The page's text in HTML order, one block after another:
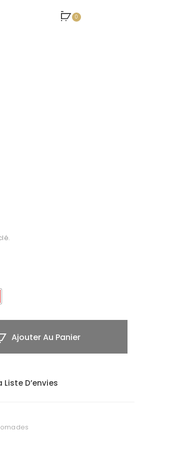
0
Ajouter Au Panier
Liste D’envies